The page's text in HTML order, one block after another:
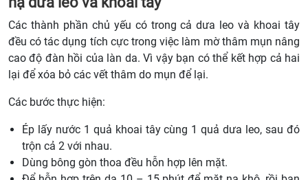
Các thành phần chủ yếu có trong cả dưa leo và khoai tây
đều có tác dụng tích cực trong việc làm mờ thâm mụn nâng
cao độ đàn hồi của làn da. Vì vậy bạn có thể kết hợp cả hai
lại để xóa bỏ các vết thâm do mụn để lại.
Các bước thực hiện:
Ép lấy nước 1 quả khoai tây cùng 1 quả dưa leo, sau đó
trộn cả 2 với nhau.
Dùng bông gòn thoa đều hỗn hợp lên mặt.